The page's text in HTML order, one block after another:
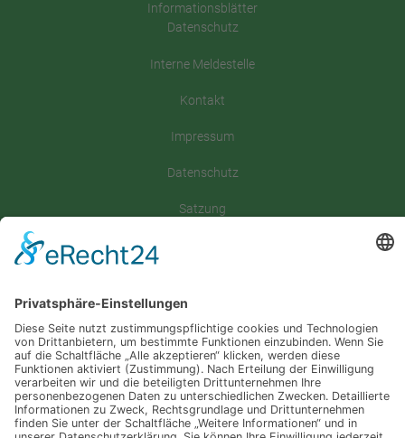
Informationsblätter
Datenschutz
Interne Meldestelle
Kontakt
Impressum
Datenschutz
Satzung
Downloadbereich